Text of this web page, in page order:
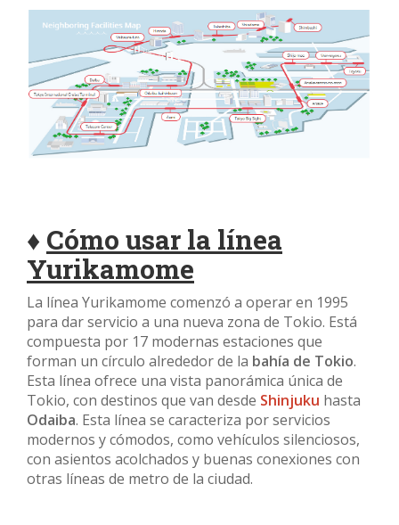
♦ Cómo usar la línea
Yurikamome
La línea Yurikamome comenzó a operar en 1995
para dar servicio a una nueva zona de Tokio. Está
compuesta por 17 modernas estaciones que
forman un círculo alrededor de la bahía de Tokio.
Esta línea ofrece una vista panorámica única de
Tokio, con destinos que van desde Shinjuku hasta
Odaiba. Esta línea se caracteriza por servicios
modernos y cómodos, como vehículos silenciosos,
con asientos acolchados y buenas conexiones con
otras líneas de metro de la ciudad.